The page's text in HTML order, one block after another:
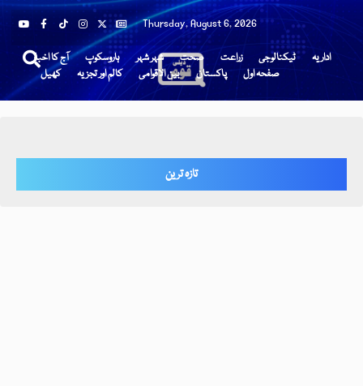
Thursday, August 6, 2026
آج کا اخبار ہاروسکوپ شہر شہر صحت زراعت ٹیکنالوجی
اداریہ
کھیل
کالم اور تجزیہ بین الاقوامی پاکستان صفحہ اول
تازہ ترین